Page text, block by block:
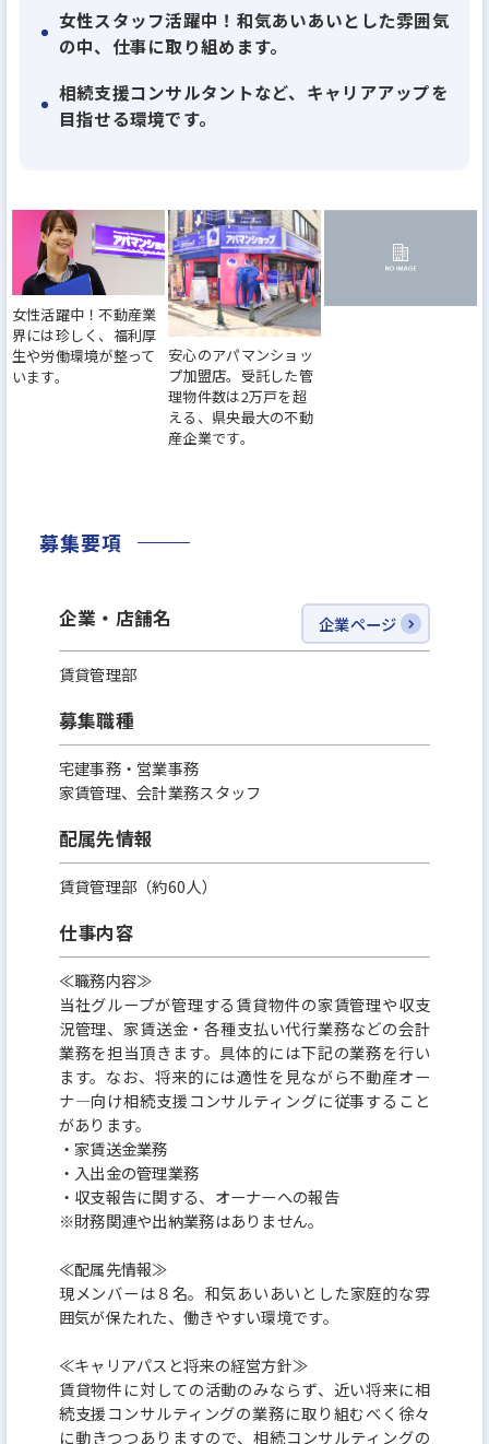
10,000組を超える顧客を有する県央・県北地域最大
在、当社では神奈川県県央地区と多摩南部地域に店
舗の出店構想を進めています。それに伴い、サービ
■当社は、手を上げる人には可能な限りチャンスを
与える社風を大切にしており、一人ひとりが歯車とし
てではなく、責任ある仕事に取り組んでおり、指示
待ち型ではないやる気のある方にとっては働きやす
女性スタッフ活躍中！和気あいあいとした雰囲気
の中、仕事に取り組めます。
相続支援コンサルタントなど、キャリアアップを
目指せる環境です。
女性活躍中！不動産業
界には珍しく、福利厚
生や労働環境が整って
います。
安心のアパマンショッ
プ加盟店。受託した管
理物件数は2万戸を超
える、県央最大の不動
産企業です。
募集要項
企業・店舗名 企業ページ
賃貸管理部
募集職種
宅建事務・営業事務
家賃管理、会計業務スタッフ
配属先情報
賃貸管理部（約60人）
仕事内容
≪職務内容≫
当社グループが管理する賃貸物件の家賃管理や収支
況管理、家賃送金・各種支払い代行業務などの会計
業務を担当頂きます。具体的には下記の業務を行い
ます。なお、将来的には適性を見ながら不動産オー
ナ—向け相続支援コンサルティングに従事すること
があります。
・家賃送金業務
・入出金の管理業務
・収支報告に関する、オーナーへの報告
※財務関連や出納業務はありません。
≪配属先情報≫
現メンバーは８名。和気あいあいとした家庭的な雰
囲気が保たれた、働きやすい環境です。
≪キャリアパスと将来の経営方針≫
賃貸物件に対しての活動のみならず、近い将来に相
続支援コンサルティングの業務に取り組むべく徐々
に動きつつありますので、相続コンサルティングの